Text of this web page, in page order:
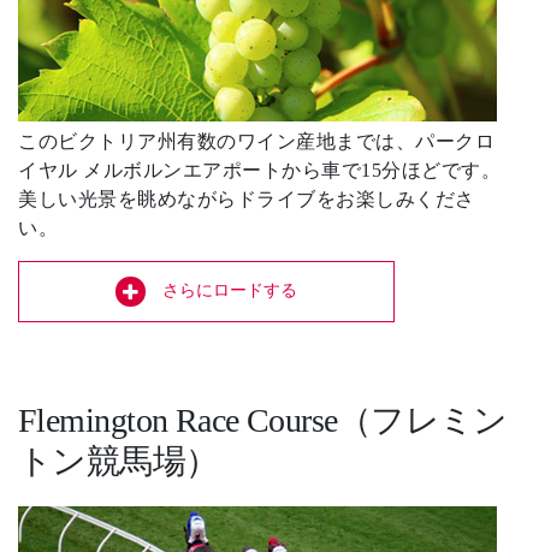
このビクトリア州有数のワイン産地までは、パークロ
イヤル メルボルンエアポートから車で15分ほどです。
美しい光景を眺めながらドライブをお楽しみくださ
い。
さらにロードする
Flemington Race Course（フレミン
トン競馬場）